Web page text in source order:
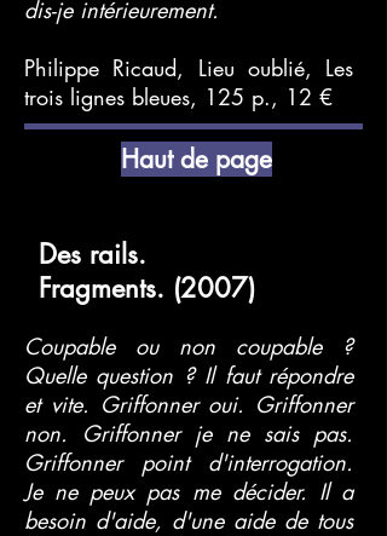
dis-je intérieurement.
Philippe Ricaud, Lieu oublié, Les
trois lignes bleues, 125 p., 12 €
Haut de page
Des rails.
Fragments. (2007)
Coupable ou non coupable ?
Quelle question ? Il faut répondre
et vite. Griffonner oui. Griffonner
non. Griffonner je ne sais pas.
Griffonner point d'interrogation.
Je ne peux pas me décider. Il a
besoin d'aide, d'une aide de tous